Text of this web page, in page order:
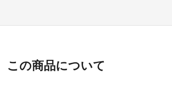
この商品について